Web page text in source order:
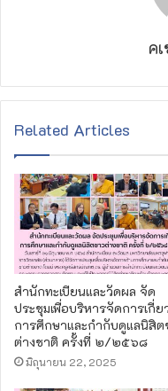
ค
Related Articles
สำนักทะเบียนและวัดผล จัด
ประชุมเพื่อบริหารจัดการเกี่ย
การศึกษาและกำกับดูแลนิสิต
ต่างชาติ ครั้งที่ ๒/๒๕๖๘
มิถุนายน 22, 2025